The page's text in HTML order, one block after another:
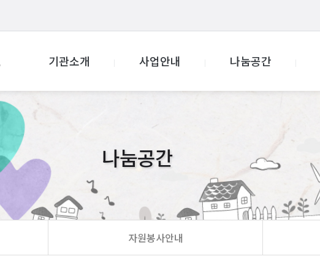
기관소개 사업안내 나눔공간
나눔공간
자원봉사안내